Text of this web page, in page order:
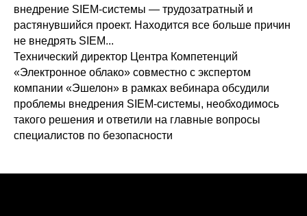
внедрение SIEM-системы — трудозатратный и
растянувшийся проект. Находится все больше причин
не внедрять SIEM...
Технический директор Центра Компетенций
«Электронное облако» совместно с экспертом
компании «Эшелон» в рамках вебинара обсудили
проблемы внедрения SIEM-системы, необходимось
такого решения и ответили на главные вопросы
специалистов по безопасности